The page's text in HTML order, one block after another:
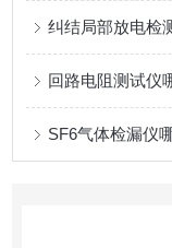
纠结局部放电检